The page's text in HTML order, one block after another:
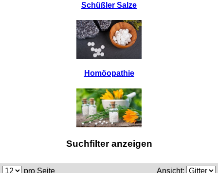
Schüßler Salze
Homöopathie
Suchfilter anzeigen
pro Seite
Ansicht: